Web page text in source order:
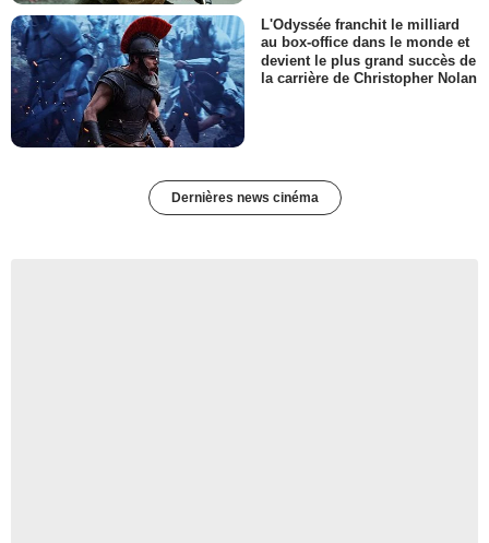
L'Odyssée franchit le milliard
au box-office dans le monde et
devient le plus grand succès de
la carrière de Christopher Nolan
Dernières news cinéma